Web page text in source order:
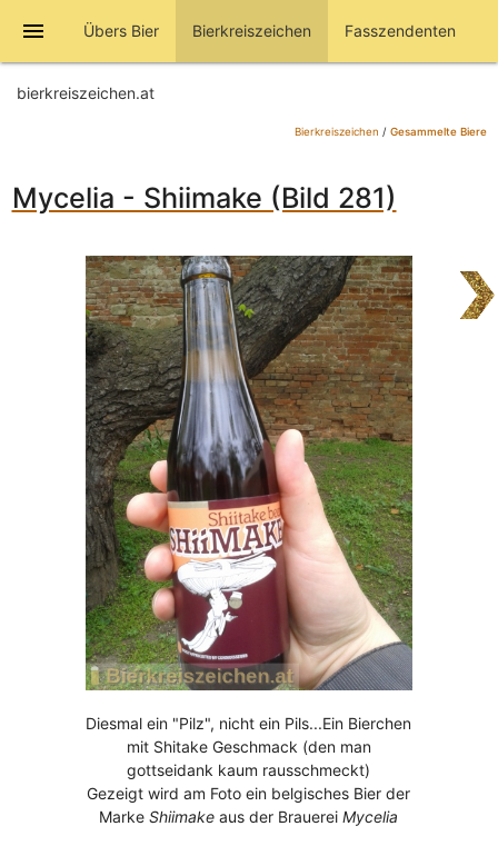
menu Übers Bier Bierkreiszeichen Fasszendenten
bierkreiszeichen.at
Bierkreiszeichen / Gesammelte Biere
Mycelia - Shiimake (Bild 281)
Diesmal ein "Pilz", nicht ein Pils...Ein Bierchen
mit Shitake Geschmack (den man
gottseidank kaum rausschmeckt)
Gezeigt wird am Foto ein belgisches Bier der
MarkeShiimake aus der BrauereiMycelia